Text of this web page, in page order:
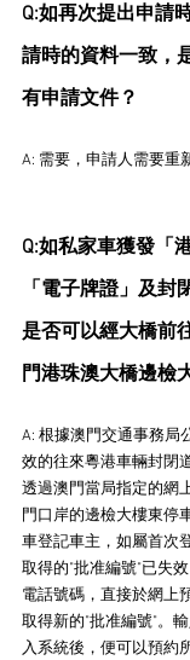
Q:如再次提出申請
請時的資料一致，
有申請文件？
A: 需要，申請人需要重
Q:如私家車獲發「
「電子牌證」及封
是否可以經大橋前
門港珠澳大橋邊檢
A: 根據澳門交通事務局
效的往來粵港車輛封閉
透過澳門當局指定的網
門口岸的邊檢大樓東停
車登記車主，如屬首次
取得的"批准編號"已失
電話號碼，直接於網上
取得新的"批准編號"。
入系統後，便可以預約